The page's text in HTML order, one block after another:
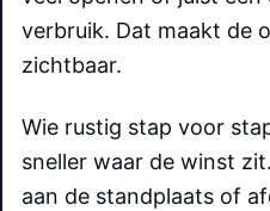
verbruik. Dat maakt de
zichtbaar.
Wie rustig stap voor
sneller waar de winst
aan de standplaats of